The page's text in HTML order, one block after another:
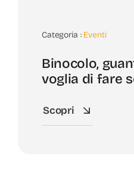
Categoria : Eventi
Binocolo,
voglia di fare
Scopri